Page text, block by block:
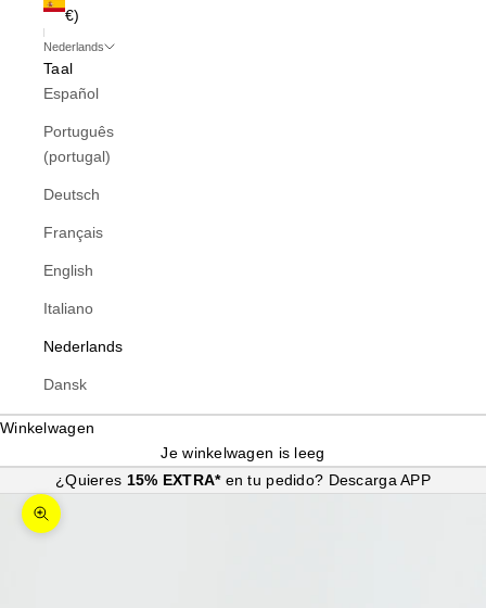
€)
Nederlands
Taal
Español
Português
(portugal)
Deutsch
Français
English
Italiano
Nederlands
Dansk
Winkelwagen
Je winkelwagen is leeg
¿Quieres 15% EXTRA* en tu pedido? Descarga APP
In-/uitzoomen